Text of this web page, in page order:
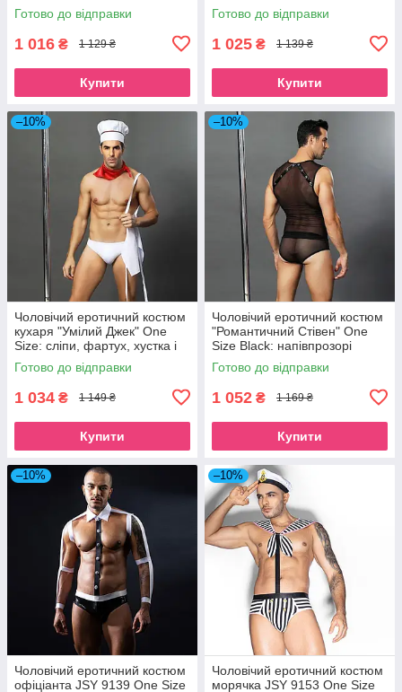
Готово до відправки
1 016 ₴ 1 129 ₴
Купити
Готово до відправки
1 025 ₴ 1 139 ₴
Купити
–10%
Чоловічий еротичний костюм
кухаря "Умілий Джек" One
Size: сліпи, фартух, хустка і
ковпак SO2266
Готово до відправки
1 034 ₴ 1 149 ₴
Купити
–10%
Чоловічий еротичний костюм
"Романтичний Стівен" One
Size Black: напівпрозорі
трусики і маєчка SO2296
Готово до відправки
1 052 ₴ 1 169 ₴
Купити
–10%
Чоловічий еротичний костюм
офіціанта JSY 9139 One Size
–10%
Чоловічий еротичний костюм
морячка JSY 9153 One Size